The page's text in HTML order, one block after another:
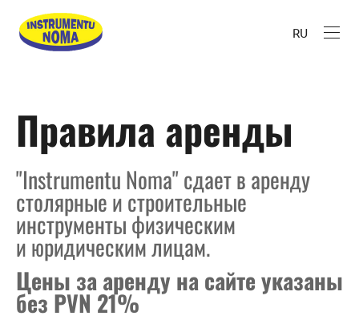
RU
Правила аренды
''Instrumentu Noma'' сдает в аренду
столярные и строительные
инструменты физическим
и юридическим лицам.
Цены за аренду на сайте указаны
без PVN 21%